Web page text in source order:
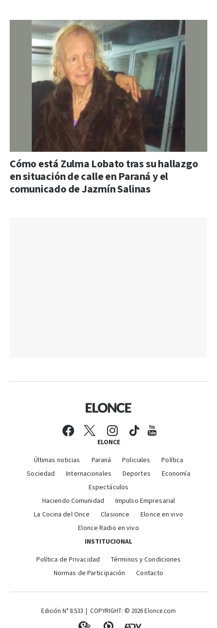
Cómo está Zulma Lobato tras su hallazgo
en situación de calle en Paraná y el
comunicado de Jazmín Salinas
ELONCE
Últimas noticias Paraná Policiales
Política
Sociedad
Internacionales Deportes
Economía
Espectáculos
Haciendo Comunidad
Impulso Empresarial
La Cocina del Once
Clasionce
Elonce en vivo
Elonce Radio en vivo
INSTITUCIONAL
Política de Privacidad
Términos y Condiciones
Normas de Participación
Contacto
Edición N° 8.533 | COPYRIGHT: © 2026 Elonce.com